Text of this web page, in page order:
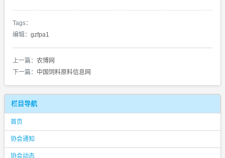
Tags：
编辑： gzfpa1
上一篇： 农博网
下一篇： 中国饲料原料信息网
栏目导航
首页
协会通知
协会动态